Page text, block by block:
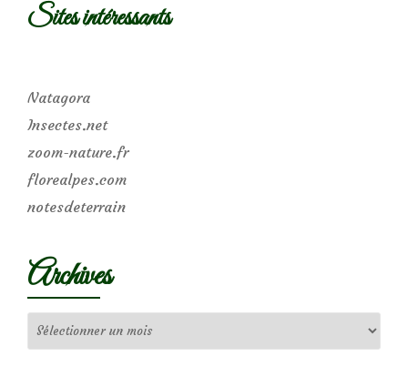
Sites intéressants
Natagora
Insectes.net
zoom-nature.fr
florealpes.com
notesdeterrain
Archives